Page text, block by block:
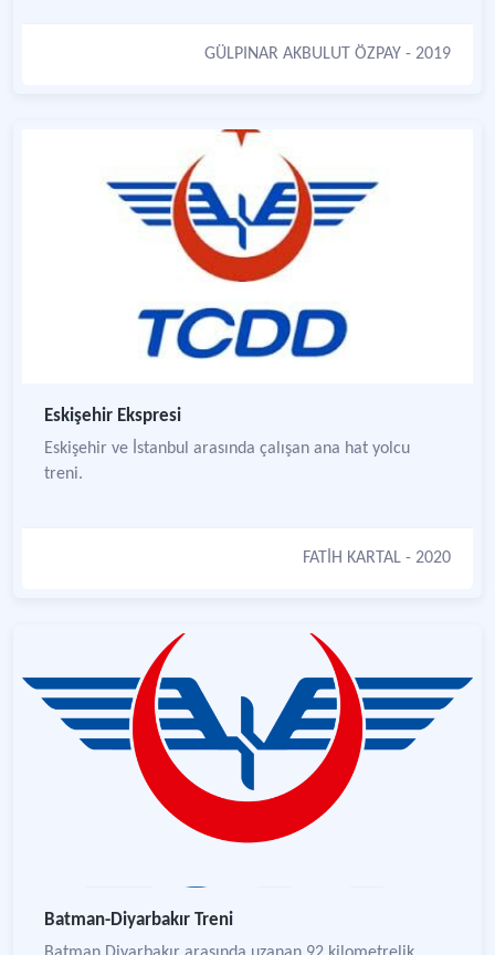
GÜLPINAR AKBULUT ÖZPAY - 2019
Eskişehir Ekspresi
Eskişehir ve İstanbul arasında çalışan ana hat yolcu
treni.
FATİH KARTAL - 2020
Batman-Diyarbakır Treni